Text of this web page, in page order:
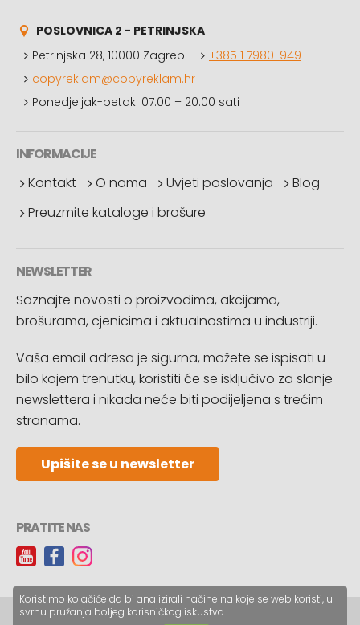
POSLOVNICA 2 - PETRINJSKA
Petrinjska 28, 10000 Zagreb
+385 1 7980-949
copyreklam@copyreklam.hr
Ponedjeljak-petak: 07:00 – 20:00 sati
INFORMACIJE
Kontakt
O nama Uvjeti poslovanja
Blog
Preuzmite kataloge i brošure
NEWSLETTER
Saznajte novosti o proizvodima, akcijama,
brošurama, cjenicima i aktualnostima u industriji.
Vaša email adresa je sigurna, možete se ispisati u
bilo kojem trenutku, koristiti će se isključivo za slanje
newslettera i nikada neće biti podijeljena s trećim
stranama.
Upišite se u newsletter
PRATITE NAS
Koristimo kolačiće da bi analizirali načine na koje se web koristi, u
svrhu pružanja boljeg korisničkog iskustva.